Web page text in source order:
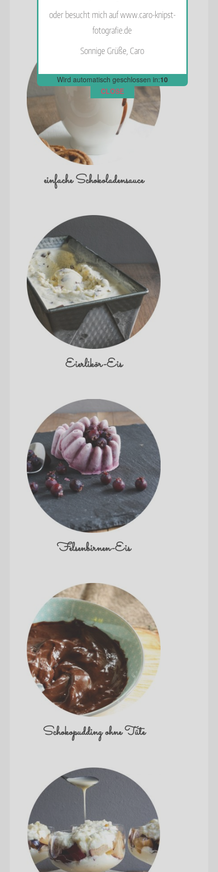
einfache Schokoladensauce
Eierlikör-Eis
Felsenbirnen-Eis
Schokopudding ohne Tüte
Wird automatisch geschlossen in:10
oder besucht mich auf www.caro-knipst-
fotografie.de
Sonnige Grüße, Caro
CLOSE